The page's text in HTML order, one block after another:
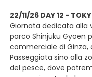
22/11/26 DAY 12 -
Giornata dedicata alla
parco Shinjuku Gyoen
commerciale di Ginza,
Passeggiata sino alla
del pesce, dove